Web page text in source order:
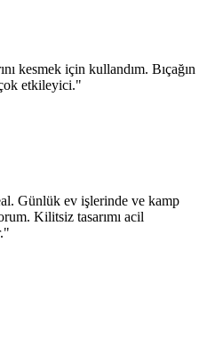
kesmek için kullandım. Bıçağın
etkileyici."
Günlük ev işlerinde ve kamp
Kilitsiz tasarımı acil